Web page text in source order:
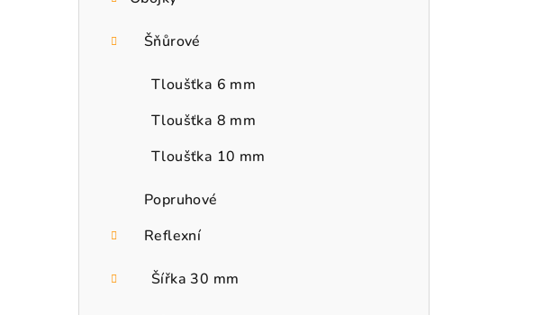
Šňůrové
Tloušťka 6 mm
Tloušťka 8 mm
Tloušťka 10 mm
Popruhové
Reflexní
Šířka 30 mm